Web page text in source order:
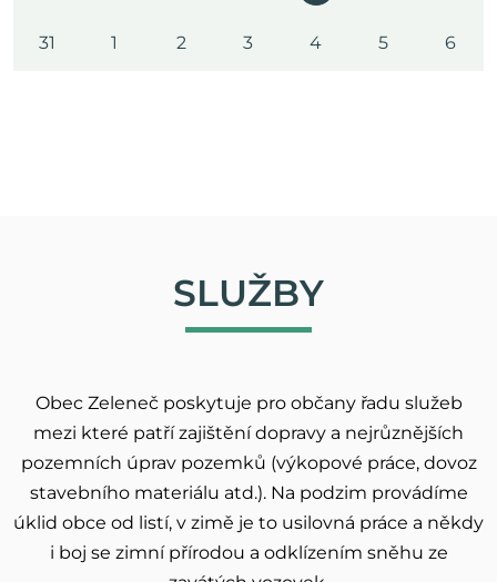
31 1 2 3 4 5 6
SLUŽBY
Obec Zeleneč poskytuje pro občany řadu služeb
mezi které patří zajištění dopravy a nejrůznějších
pozemních úprav pozemků (výkopové práce, dovoz
stavebního materiálu atd.). Na podzim provádíme
úklid obce od listí, v zimě je to usilovná práce a někdy
i boj se zimní přírodou a odklízením sněhu ze